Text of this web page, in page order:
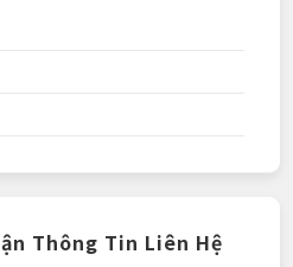
Thông Tin Liên Hệ